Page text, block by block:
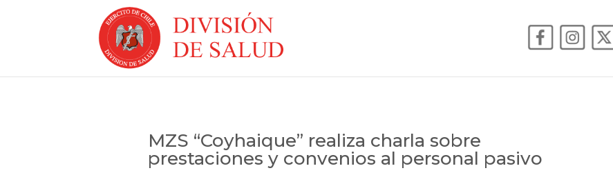
MZS “Coyhaique” realiza charla sobre
prestaciones y convenios al personal pasivo